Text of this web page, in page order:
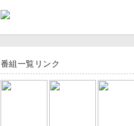
番組一覧リンク